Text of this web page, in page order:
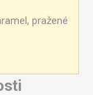
pražené